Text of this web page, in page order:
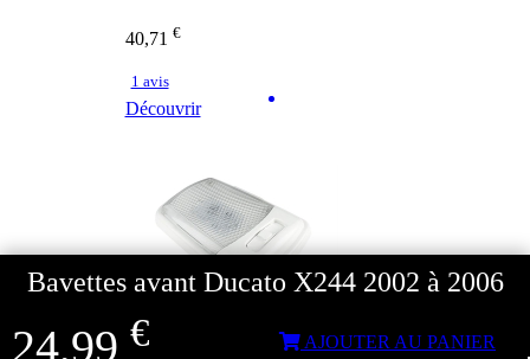
40,71 €
1 avis
Découvrir
Bavettes avant Ducato X244 2002 à 2006
24,99 € AJOUTER AU PANIER